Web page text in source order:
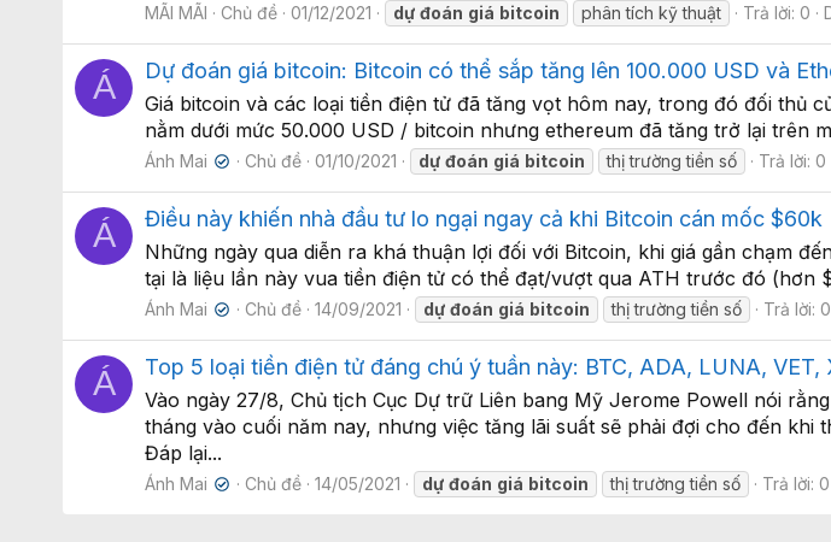
MÃI MÃI Chủ đề 01/12/2021 dự đoán giá bitcoin phân tích kỹ thuật Trả lời: 0
Á Dự đoán giá bitcoin: Bitcoin có thể sắp tăng lên 100.000 USD và
Giá bitcoin và các loại tiền điện tử đã tăng vọt hôm nay, trong đó đối thủ
nằm dưới mức 50.000 USD / bitcoin nhưng ethereum đã tăng trở lại trên
Ánh Mai ✔ Chủ đề 01/10/2021 dự đoán giá bitcoin thị trường tiền số Trả lời: 0
Á Điều này khiến nhà đầu tư lo ngại ngay cả khi Bitcoin cán mốc $60k
Những ngày qua diễn ra khá thuận lợi đối với Bitcoin, khi giá gần chạm
tại là liệu lần này vua tiền điện tử có thể đạt/vượt qua ATH trước đó (hơn
Ánh Mai ✔ Chủ đề 14/09/2021 dự đoán giá bitcoin thị trường tiền số Trả lời: 0
Á Top 5 loại tiền điện tử đáng chú ý tuần này: BTC, ADA, LUNA, VET,
Vào ngày 27/8, Chủ tịch Cục Dự trữ Liên bang Mỹ Jerome Powell nói
tháng vào cuối năm nay, nhưng việc tăng lãi suất sẽ phải đợi cho đến
Đáp lại...
Ánh Mai ✔ Chủ đề 14/05/2021 dự đoán giá bitcoin thị trường tiền số Trả lời: 0